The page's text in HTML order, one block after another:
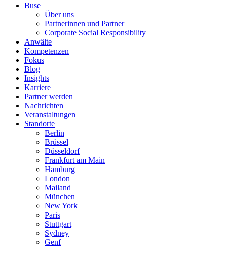
Buse
Über uns
Partnerinnen und Partner
Corporate Social Responsibility
Anwälte
Kompetenzen
Fokus
Blog
Insights
Karriere
Partner werden
Nachrichten
Veranstaltungen
Standorte
Berlin
Brüssel
Düsseldorf
Frankfurt am Main
Hamburg
London
Mailand
München
New York
Paris
Stuttgart
Sydney
Genf